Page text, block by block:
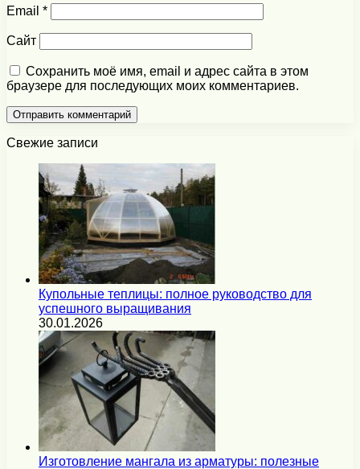
Email *
Сайт
Сохранить моё имя, email и адрес сайта в этом
браузере для последующих моих комментариев.
Свежие записи
Купольные теплицы: полное руководство для
успешного выращивания
30.01.2026
Изготовление мангала из арматуры: полезные